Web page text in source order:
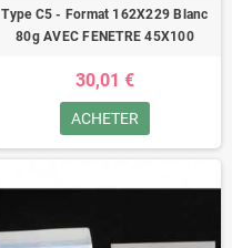
Type C5 - Format 162X229 Blanc
80g AVEC FENETRE 45X100
30,01 €
ACHETER